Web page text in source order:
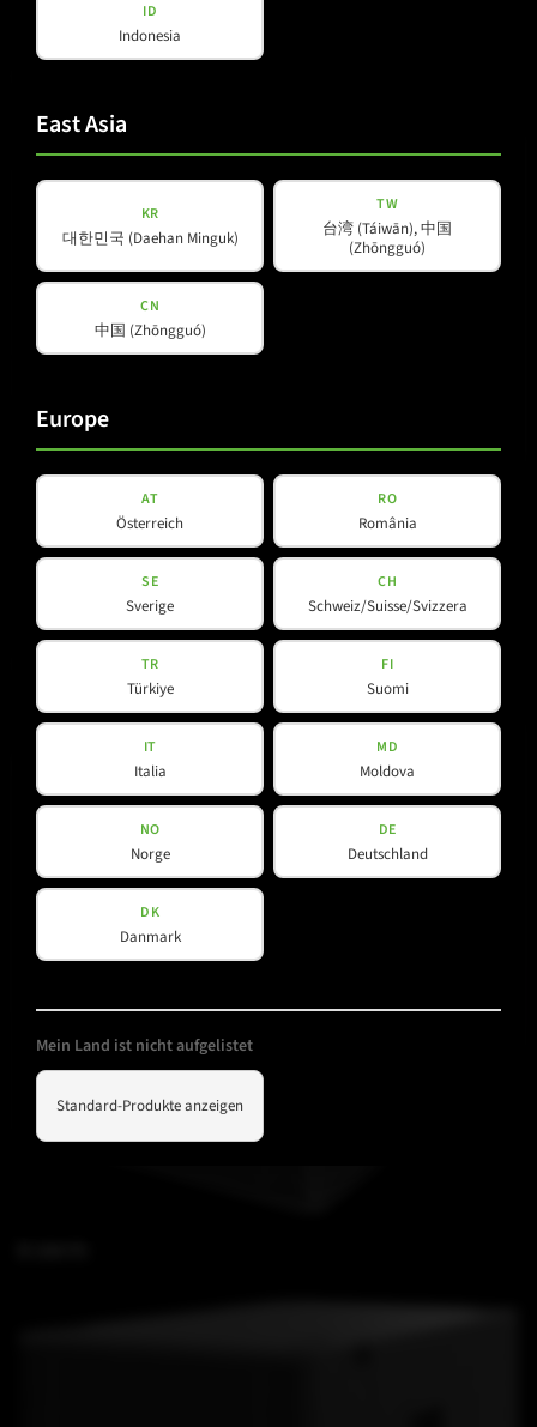
ID
Indonesia
East Asia
KR
대한민국 (Daehan Minguk)
TW
台湾 (Táiwān), 中国
(Zhōngguó)
CN
中国 (Zhōngguó)
Europe
AT
Österreich
RO
România
SE
Sverige
CH
Schweiz/Suisse/Svizzera
TR
Türkiye
FI
Suomi
IT
Italia
MD
Moldova
NO
Norge
DE
Deutschland
DK
Danmark
Mein Land ist nicht aufgelistet
Standard-Produkte anzeigen